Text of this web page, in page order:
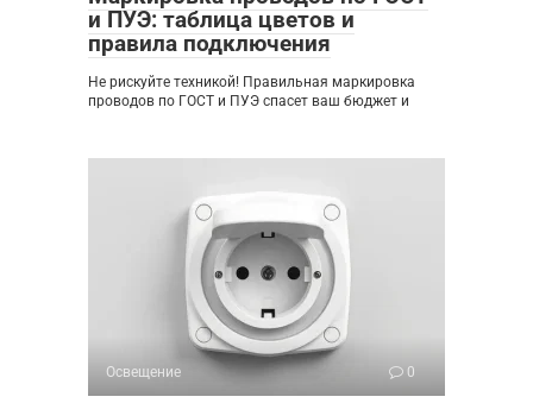
и ПУЭ: таблица цветов и
правила подключения
Не рискуйте техникой! Правильная маркировка
проводов по ГОСТ и ПУЭ спасет ваш бюджет и
Освещение 0